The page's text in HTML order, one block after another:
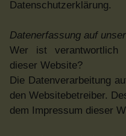
Datenschutzerklärung.
Datenerfassung auf
Wer ist verantwortlich
dieser Website?
Die Datenverarbeitung
den Websitebetreiber.
dem Impressum dieser